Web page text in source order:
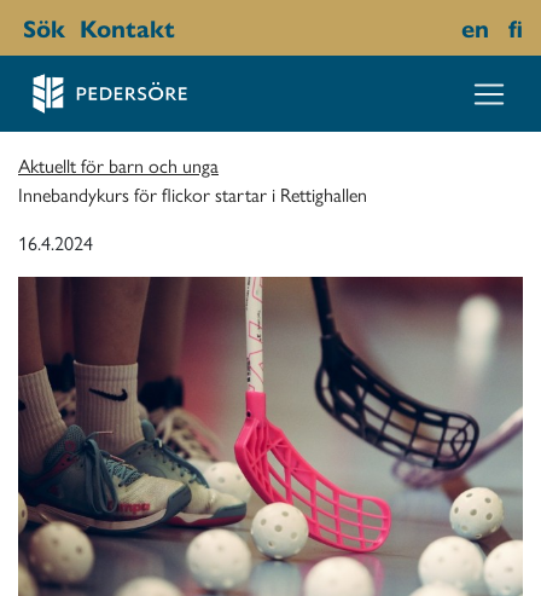
Sök Kontakt en fi
Aktuellt för barn och unga
Innebandykurs för flickor startar i Rettighallen
16.4.2024